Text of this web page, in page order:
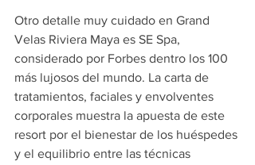
Otro detalle muy cuidado en Grand
Velas Riviera Maya es SE Spa,
considerado por Forbes dentro los 100
más lujosos del mundo. La carta de
tratamientos, faciales y envolventes
corporales muestra la apuesta de este
resort por el bienestar de los huéspedes
y el equilibrio entre las técnicas